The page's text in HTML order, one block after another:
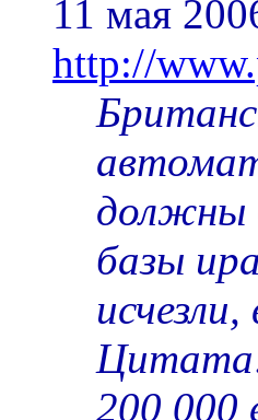
11 мая
http://
должны
базы
Цитата:
200 000